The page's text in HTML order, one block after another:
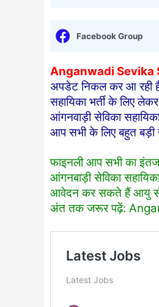
Facebook Group
Anganwadi Sevika
अपडेट निकल कर आ रही है
सहायिका भर्ती के लिए
आंगनवाड़ी सेविका
आप सभी के लिए बहुत
फाइनली आप सभी का
आंगनबाड़ी सेविका
आवेदन कर सकते हैं आयु
अंत तक जरूर पढ़ें: